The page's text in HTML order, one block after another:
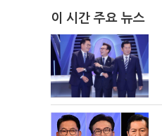
이 시간 주요 뉴스